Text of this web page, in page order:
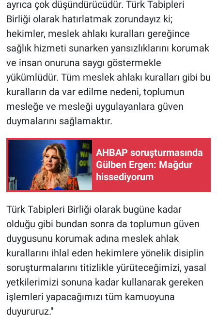
ayrıca çok düşündürücüdür. Türk Tabipleri
Birliği olarak hatırlatmak zorundayız ki;
hekimler, meslek ahlakı kuralları gereğince
sağlık hizmeti sunarken yansızlıklarını korumak
ve insan onuruna saygı göstermekle
yükümlüdür. Tüm meslek ahlakı kuralları gibi bu
kuralların da var edilme nedeni, toplumun
mesleğe ve mesleği uygulayanlara güven
duymalarını sağlamaktır.
AHBAP soruşturmasında
Gülben Ergen: Mağdur
hissediyorum
Türk Tabipleri Birliği olarak bugüne kadar
olduğu gibi bundan sonra da toplumun güven
duygusunu korumak adına meslek ahlak
kurallarını ihlal eden hekimlere yönelik disiplin
soruşturmalarını titizlikle yürüteceğimizi, yasal
yetkilerimizi sonuna kadar kullanarak gereken
işlemleri yapacağımızı tüm kamuoyuna
duyururuz."